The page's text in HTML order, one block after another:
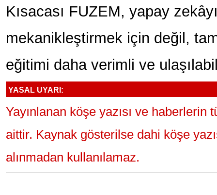
Kısacası FUZEM, yapay
mekanikleştirmek için değil,
eğitimi daha verimli ve
YASAL UYARI:
Yayınlanan köşe yazısı ve haberlerin
aittir. Kaynak gösterilse dahi köşe
alınmadan kullanılamaz.